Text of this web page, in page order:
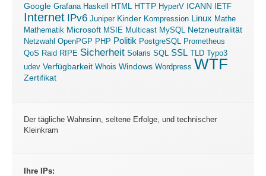
Google Grafana Haskell HTML HTTP HyperV ICANN IETF
Internet IPv6 Juniper Kinder Kompression Linux Mathe
Mathematik Microsoft MSIE Multicast MySQL Netzneutralität
Netzwahl OpenPGP PHP Politik PostgreSQL Prometheus
QoS Raid RIPE Sicherheit Solaris SQL SSL TLD Typo3
udev Verfügbarkeit Whois Windows Wordpress WTF
Zertifikat
Der tägliche Wahnsinn, seltene Erfolge, und technischer
Kleinkram
Ihre IPs: